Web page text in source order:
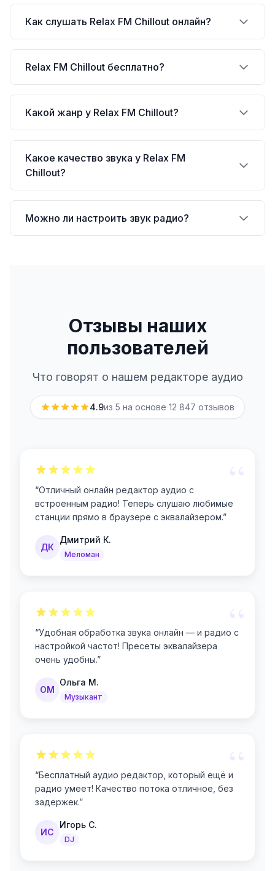
Как слушать Relax FM Chillout онлайн?
Relax FM Chillout бесплатно?
Какой жанр у Relax FM Chillout?
Какое качество звука у Relax FM
Chillout?
Можно ли настроить звук радио?
Отзывы наших
пользователей
Что говорят о нашем редакторе аудио
4.9из 5 на основе 12 847 отзывов
“Отличный онлайн редактор аудио с
встроенным радио! Теперь слушаю любимые
станции прямо в браузере с эквалайзером.”
ДК
Дмитрий К.
Меломан
“
“Удобная обработка звука онлайн — и радио с
настройкой частот! Пресеты эквалайзера
очень удобны.”
ОМ
Ольга М.
Музыкант
“
“Бесплатный аудио редактор, который ещё и
радио умеет! Качество потока отличное, без
задержек.”
ИС
Игорь С.
DJ